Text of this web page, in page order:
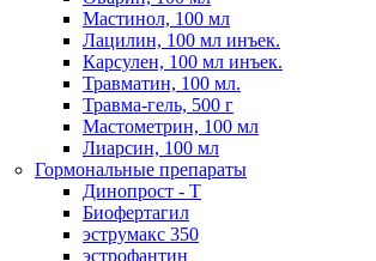
Мастинол, 100 мл
Лацилин, 100 мл инъек.
Карсулен, 100 мл инъек.
Травматин, 100 мл.
Травма-гель, 500 г
Мастометрин, 100 мл
Лиарсин, 100 мл
Гормональные препараты
Динопрост - Т
Биофертагил
эструмакс 350
эстрофантин